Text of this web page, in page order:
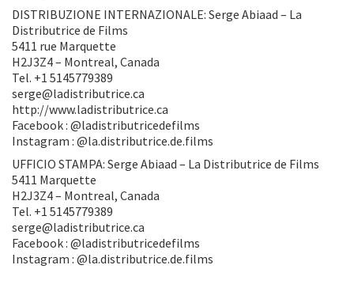
DISTRIBUZIONE INTERNAZIONALE: Serge Abiaad – La
Distributrice de Films
5411 rue Marquette
H2J3Z4 – Montreal, Canada
Tel. +1 5145779389
serge@ladistributrice.ca
http://www.ladistributrice.ca
Facebook : @ladistributricedefilms
Instagram : @la.distributrice.de.films
UFFICIO STAMPA: Serge Abiaad – La Distributrice de Films
5411 Marquette
H2J3Z4 – Montreal, Canada
Tel. +1 5145779389
serge@ladistributrice.ca
Facebook : @ladistributricedefilms
Instagram : @la.distributrice.de.films